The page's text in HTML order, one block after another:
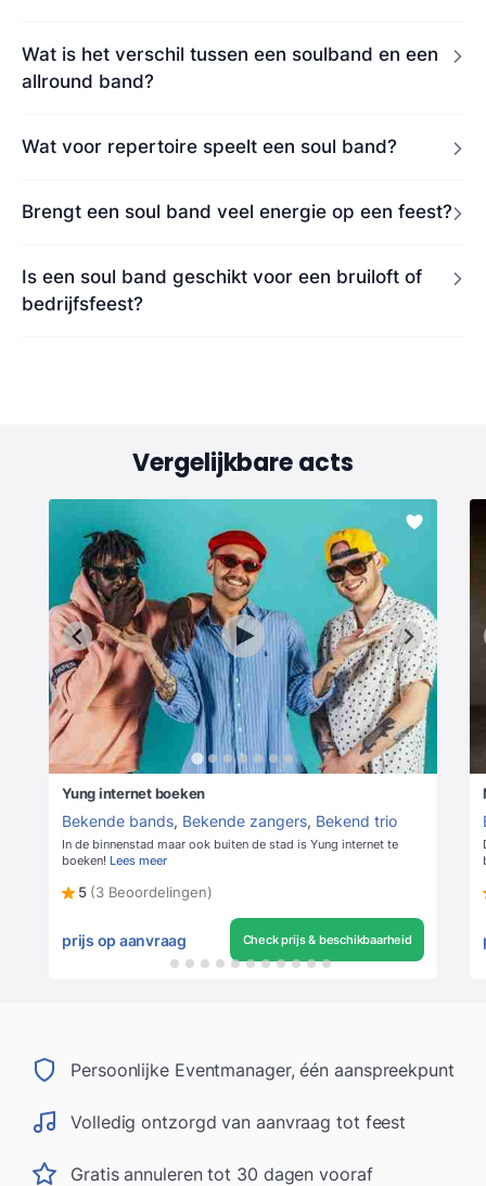
Wat is het verschil tussen een soulband en een
allround band?
Wat voor repertoire speelt een soul band?
Brengt een soul band veel energie op een feest?
Is een soul band geschikt voor een bruiloft of
bedrijfsfeest?
Vergelijkbare acts
Yung internet boeken
Bekende bands, Bekende zangers, Bekend trio
In de binnenstad maar ook buiten de stad is Yung internet te
boeken! Lees meer
5 (3 Beoordelingen)
prijs op aanvraag Check prijs & beschikbaarheid
Persoonlijke Eventmanager, één aanspreekpunt
Volledig ontzorgd van aanvraag tot feest
Gratis annuleren tot 30 dagen vooraf